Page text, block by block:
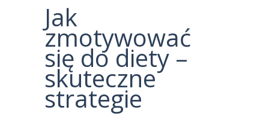
KONTAKTJak
zmotywować
się do diety –
skuteczne
strategie